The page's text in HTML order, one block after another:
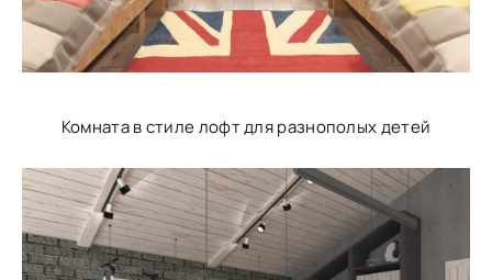
Комната в стиле лофт для разнополых детей